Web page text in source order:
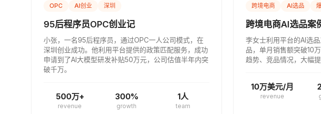
OPC AI创业 深圳
95后程序员OPC创业记
小张，一名95后程序员，通过OPC一人公司模式，在
深圳创业成功。他利用平台提供的政策匹配服务，成功
申请到了AI大模型研发补贴50万元，公司估值半年内突
破千万。
500万+
revenue
300%
growth
1人
team
跨境电商 AI选品
跨境电商AI选品案
李女士利用平台的AI选
品，单月销售额突破10
趋势、竞品情况，大幅
10万美元/月
revenue